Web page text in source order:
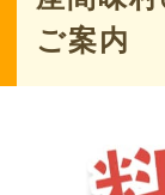
ご案内